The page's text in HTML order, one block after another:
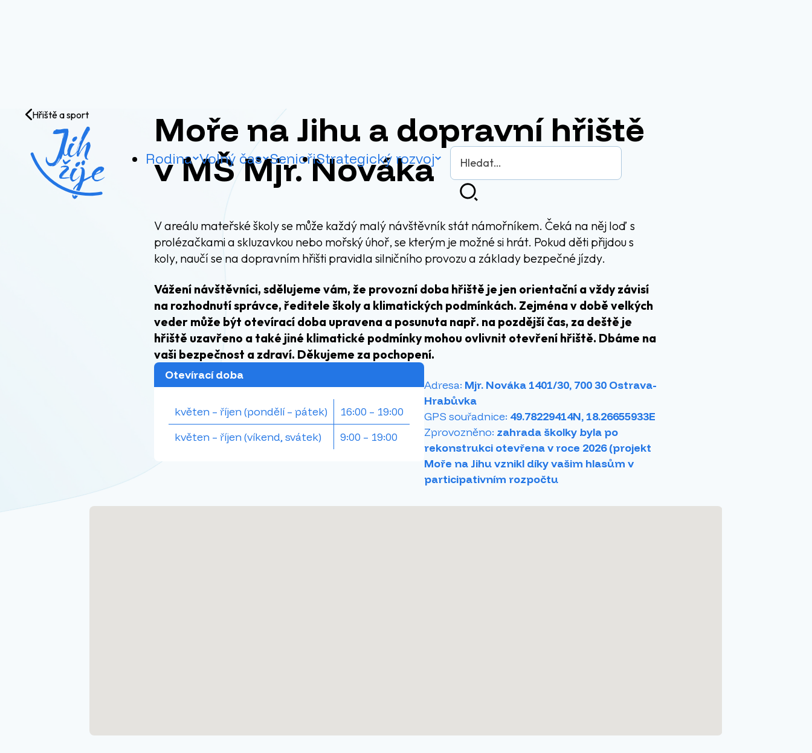
Přejít na obsah
Rodina Volný čas SeniořiStrategický rozvoj Vyhledávání
Hledat
Hřiště a sport
Moře na Jihu a dopravní hřiště
v MŠ Mjr. Nováka
V areálu mateřské školy se může každý malý návštěvník stát námořníkem. Čeká na něj loď s
prolézačkami a skluzavkou nebo mořský úhoř, se kterým je možné si hrát. Pokud děti přijdou s
koly, naučí se na dopravním hřišti pravidla silničního provozu a základy bezpečné jízdy.
Vážení návštěvníci, sdělujeme vám, že provozní doba hřiště je jen orientační a vždy závisí
na rozhodnutí správce, ředitele školy a klimatických podmínkách. Zejména v době velkých
veder může být otevírací doba upravena a posunuta např. na pozdější čas, za deště je
hřiště uzavřeno a také jiné klimatické podmínky mohou ovlivnit otevření hřiště. Dbáme na
vaši bezpečnost a zdraví. Děkujeme za pochopení.
Otevírací doba
květen – říjen (pondělí – pátek)
16:00 – 19:00
květen –⁠⁠⁠⁠⁠⁠ říjen (víkend, svátek)
9:00 –⁠⁠⁠⁠⁠⁠ 19:00
Adresa: Mjr. Nováka 1401/30, 700 30 Ostrava-
Hrabůvka
GPS souřadnice: 49.78229414N, 18.26655933E
Zprovozněno: zahrada školky byla po
rekonstrukci otevřena v roce 2026 (projekt
Moře na Jihu vznikl díky vašim hlasům v
participativním rozpočtu